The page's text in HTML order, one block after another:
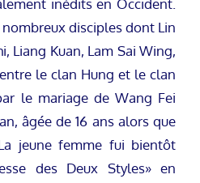
disciples dont Lin
Liang Kuan, Lam Sai Wing,
le clan Hung et le clan
le mariage de Wang Fei
âgée de 16 ans alors que
jeune femme fui bientôt
des Deux Styles» en